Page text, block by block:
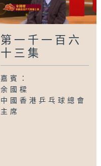
第一千一百六
十三集
嘉賓：
余國樑
中國香港乒乓球總會
主席